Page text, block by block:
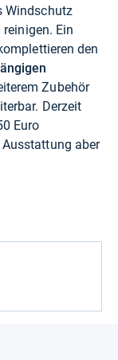
Windschutz
Ein
den
Zubehör
Derzeit
Euro
aber